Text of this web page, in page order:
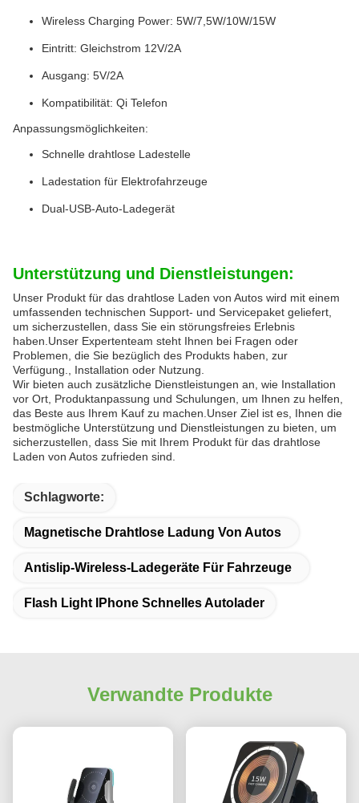
Wireless Charging Power: 5W/7,5W/10W/15W
Eintritt: Gleichstrom 12V/2A
Ausgang: 5V/2A
Kompatibilität: Qi Telefon
Anpassungsmöglichkeiten:
Schnelle drahtlose Ladestelle
Ladestation für Elektrofahrzeuge
Dual-USB-Auto-Ladegerät
Unterstützung und Dienstleistungen:
Unser Produkt für das drahtlose Laden von Autos wird mit einem
umfassenden technischen Support- und Servicepaket geliefert,
um sicherzustellen, dass Sie ein störungsfreies Erlebnis
haben.Unser Expertenteam steht Ihnen bei Fragen oder
Problemen, die Sie bezüglich des Produkts haben, zur
Verfügung., Installation oder Nutzung.
Wir bieten auch zusätzliche Dienstleistungen an, wie Installation
vor Ort, Produktanpassung und Schulungen, um Ihnen zu helfen,
das Beste aus Ihrem Kauf zu machen.Unser Ziel ist es, Ihnen die
bestmögliche Unterstützung und Dienstleistungen zu bieten, um
sicherzustellen, dass Sie mit Ihrem Produkt für das drahtlose
Laden von Autos zufrieden sind.
Schlagworte:
Magnetische Drahtlose Ladung Von Autos
Antislip-Wireless-Ladegeräte Für Fahrzeuge
Flash Light IPhone Schnelles Autolader
Verwandte Produkte